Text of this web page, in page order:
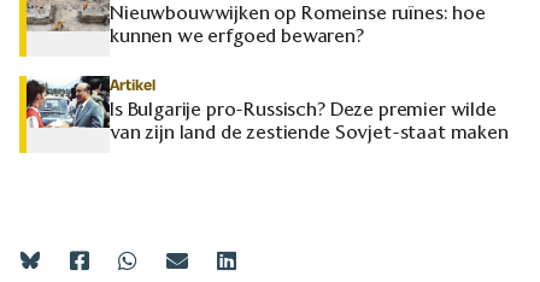
Nieuwbouwwijken op Romeinse ruïnes: hoe
kunnen we erfgoed bewaren?
Artikel
Is Bulgarije pro-Russisch? Deze premier wilde
van zijn land de zestiende Sovjet-staat maken